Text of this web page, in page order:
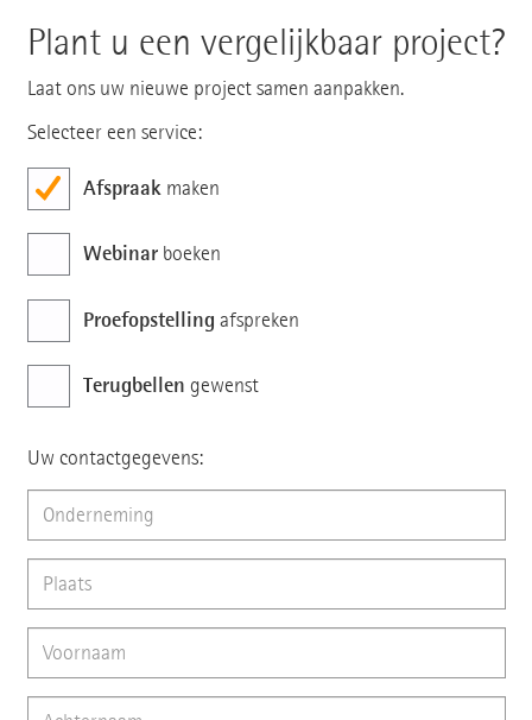
Plant u een vergelijkbaar project?
Laat ons uw nieuwe project samen aanpakken.
Selecteer een service:
Afspraakmaken
Webinarboeken
Proefopstelling afspreken
Terugbellen gewenst
Uw contactgegevens: